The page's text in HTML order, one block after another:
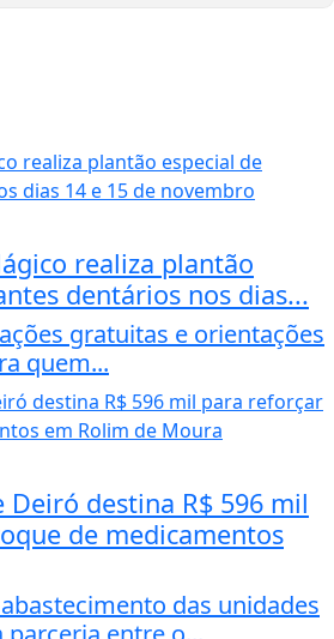
realiza plantão
dentários nos dias...
gratuitas e orientações
quem...
Deiró destina R$ 596 mil
de medicamentos
das unidades